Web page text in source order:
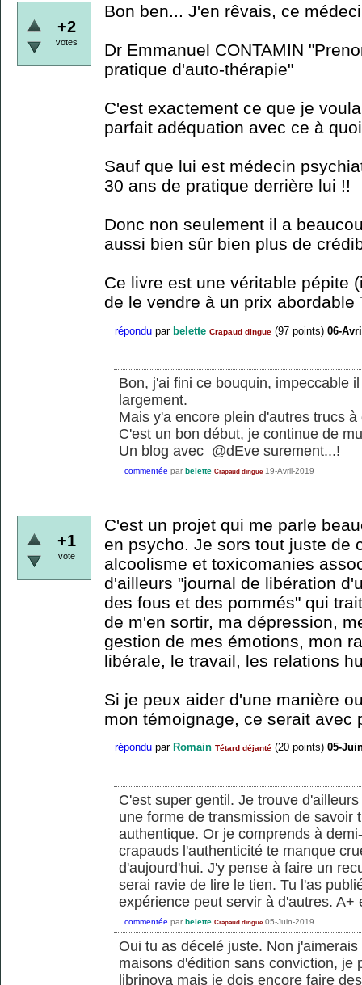
+2
votes
Bon ben... J'en rêvais, ce
Dr Emmanuel CONTAMIN
pratique d'auto-thérapie"
C'est exactement ce que je
parfait adéquation avec ce à
Sauf que lui est médecin
30 ans de pratique derrière lui !!
Donc non seulement il a
aussi bien sûr bien plus de
Ce livre est une véritable pépite
de le vendre à un prix abordable
répondu par belette Crapaud dingue (97 points) 06-
Bon, j'ai fini ce bouquin, impeccable
largement.
Mais y'a encore plein d'autres trucs
C'est un bon début, je continue de
Un blog avec @dEve surement...!
commentée par belette Crapaud dingue 19-Avril-2019
+1
vote
C'est un projet qui me parle
en psycho. Je sors tout juste de
alcoolisme et toxicomanies
d'ailleurs "journal de libération
des fous et des pommés" qui
de m'en sortir, ma dépression,
gestion de mes émotions, mon
libérale, le travail, les relations
Si je peux aider d'une manière
mon témoignage, ce serait avec
répondu par Romain Tétard déjanté (20 points) 05-
C'est super gentil. Je trouve
une forme de transmission de savoir
authentique. Or je comprends à
crapauds l'authenticité te manque
d'aujourd'hui. J'y pense à faire un
serai ravie de lire le tien. Tu l'as
expérience peut servir à d'autres. A+
commentée par belette Crapaud dingue 05-Juin-2019
Oui tu as décelé juste. Non
maisons d'édition sans conviction, je
librinova mais je dois encore faire